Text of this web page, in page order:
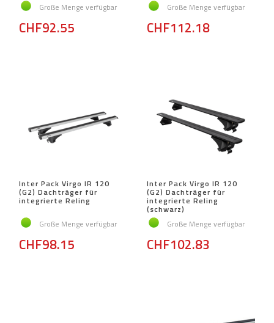
Große Menge verfügbar
CHF92.55
Große Menge verfügbar
CHF112.18
Inter Pack Virgo IR 120
(G2) Dachträger für
integrierte Reling
Große Menge verfügbar
CHF98.15
Inter Pack Virgo IR 120
(G2) Dachträger für
integrierte Reling
(schwarz)
Große Menge verfügbar
CHF102.83